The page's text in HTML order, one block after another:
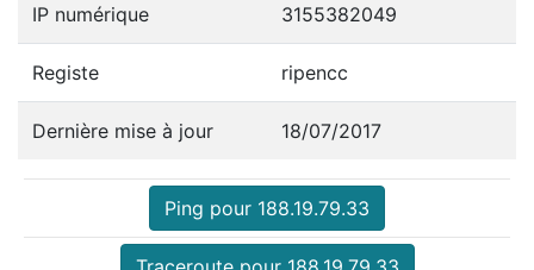
IP numérique 3155382049
Registe ripencc
Dernière mise à jour 18/07/2017
Ping pour 188.19.79.33